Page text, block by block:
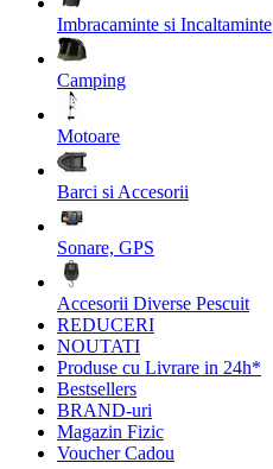
Imbracaminte si Incaltaminte
Camping
Motoare
Barci si Accesorii
Sonare, GPS
Accesorii Diverse Pescuit
REDUCERI
NOUTATI
Produse cu Livrare in 24h*
Bestsellers
BRAND-uri
Magazin Fizic
Voucher Cadou